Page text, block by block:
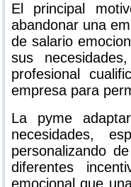
El principal
abandonar una
de salario
sus
profesional
empresa para
La pyme
necesidades,
personalizando
diferentes
emocional que